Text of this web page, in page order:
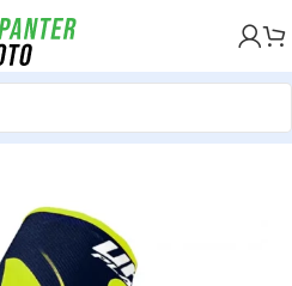
MX oblečenieDetské rukavice